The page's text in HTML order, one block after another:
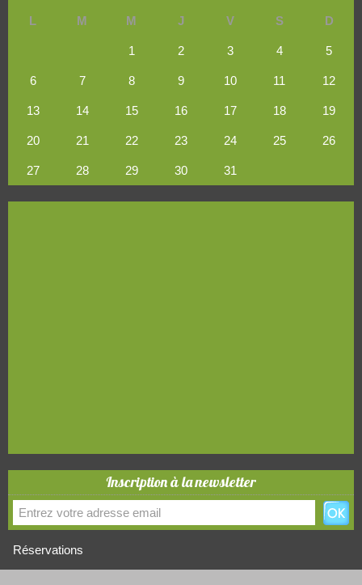
L M M J V S D
1 2 3 4 5
6 7 8 9 10 11 12
13 14 15 16 17 18 19
20 21 22 23 24 25 26
27 28 29 30 31
Inscription à la newsletter
Réservations